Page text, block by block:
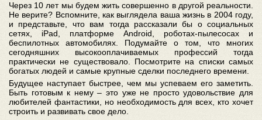
Через 10 лет мы будем жить совершенно в другой реальности.
Не верите? Вспомните, как выглядела ваша жизнь в 2004 году,
и представьте, что вам тогда рассказали бы о социальных
сетях, iPad, платформе Android, роботах-пылесосах и
беспилотных автомобилях. Подумайте о том, что многих
сегодняшних высокооплачиваемых профессий тогда
практически не существовало. Посмотрите на списки самых
богатых людей и самые крупные сделки последнего времени.
Будущее наступает быстрее, чем мы успеваем его заметить.
Быть готовым к нему – это уже не просто удовольствие для
любителей фантастики, но необходимость для всех, кто хочет
строить и развивать свое дело.